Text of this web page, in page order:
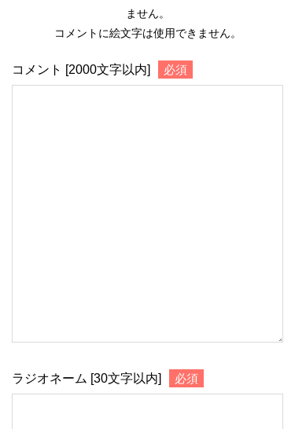
ません。
コメントに絵文字は使用できません。
コメント [2000文字以内] 必須
ラジオネーム [30文字以内] 必須